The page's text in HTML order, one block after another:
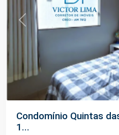
Previous
Condomínio Quintas
1...